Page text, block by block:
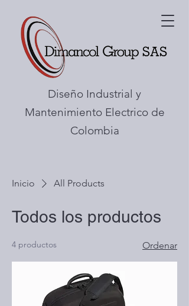
Diseño Industrial y
Mantenimiento Electrico de
Colombia
Inicio All Products
Todos los productos
4 productos Ordenar